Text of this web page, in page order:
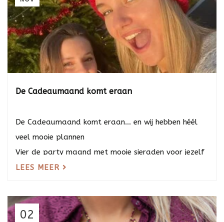
De Cadeaumaand komt eraan
De Cadeaumaand komt eraan… en wij hebben héél
veel mooie plannen
Vier de party maand met mooie sieraden voor jezelf
of als cadeau. Ontdek kerstfav...
LEES MEER
02